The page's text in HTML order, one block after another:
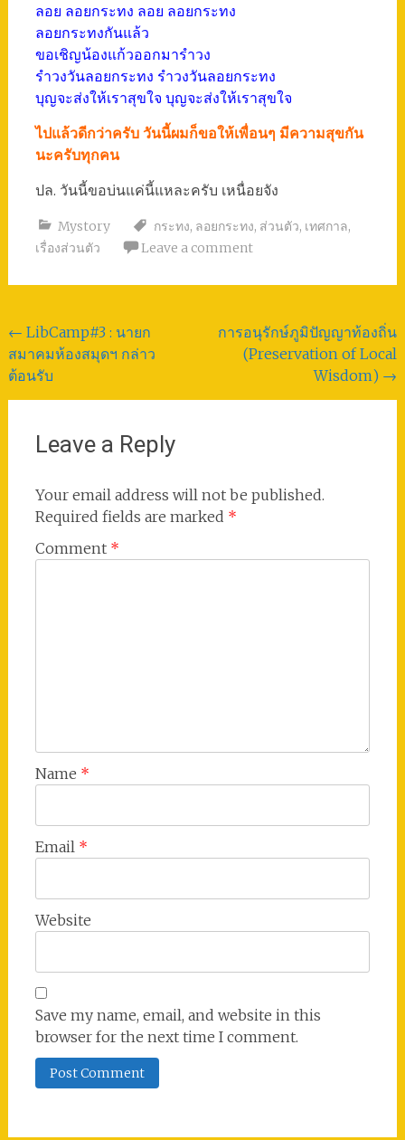
ลอย ลอยกระทง ลอย ลอยกระทง
ลอยกระทงกันแล้ว
ขอเชิญน้องแก้วออกมารำวง
รำวงวันลอยกระทง รำวงวันลอยกระทง
บุญจะส่งให้เราสุขใจ บุญจะส่งให้เราสุขใจ
ไปแล้วดีกว่าครับ วันนี้ผมก็ขอให้เพื่อนๆ มีความสุขกัน
นะครับทุกคน
ปล. วันนี้ขอบ่นแค่นี้แหละครับ เหนื่อยจัง
Mystory กระทง, ลอยกระทง, ส่วนตัว, เทศกาล,
เรื่องส่วนตัว
Leave a comment
Post
navigation
← LibCamp#3 : นายก
สมาคมห้องสมุดฯ กล่าว
ต้อนรับ
การอนุรักษ์ภูมิปัญญาท้องถิ่น
(Preservation of Local
Wisdom) →
Leave a Reply
Your email address will not be published.
Required fields are marked *
Comment *
Name *
Email *
Website
Save my name, email, and website in this
browser for the next time I comment.